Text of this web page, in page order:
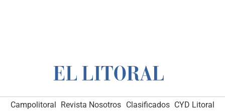
Campolitoral Revista Nosotros Clasificados CYD Litoral